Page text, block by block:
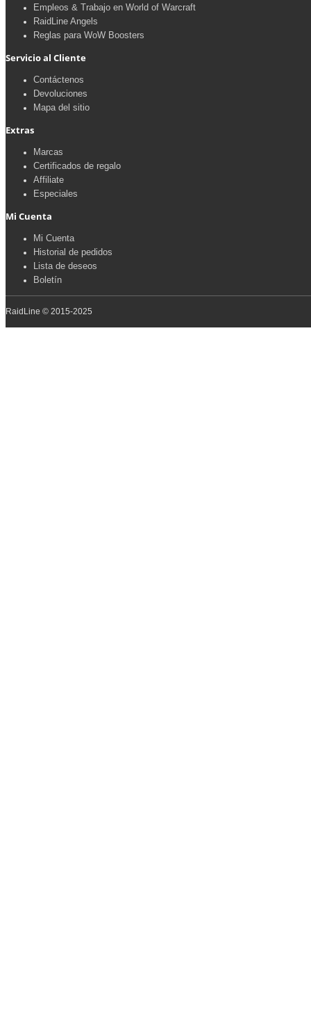
Empleos & Trabajo en World of Warcraft
RaidLine Angels
Reglas para WoW Boosters
Servicio al Cliente
Contáctenos
Devoluciones
Mapa del sitio
Extras
Marcas
Certificados de regalo
Affiliate
Especiales
Mi Cuenta
Mi Cuenta
Historial de pedidos
Lista de deseos
Boletín
RaidLine © 2015-2025